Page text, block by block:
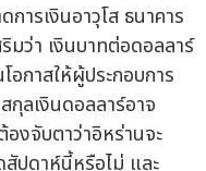
ารเงินอาวุโส ธนาคาร
มว่า เงินบาทต่อดอลลาร์
อกาสให้ผู้ประกอบการ
กุลเงินดอลลาร์อาจ
งจับตาว่าอิหร่านจะ
ปดาห์นี้หรือไม่ และ